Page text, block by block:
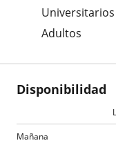
Universitarios
Adultos
Disponibilidad
Mañana